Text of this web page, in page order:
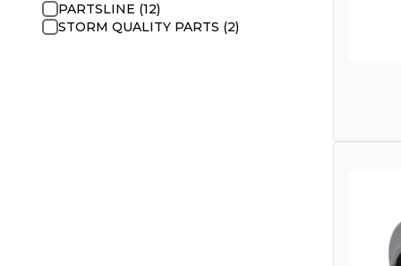
PARTSLINE (12)
STORM QUALITY PARTS (2)